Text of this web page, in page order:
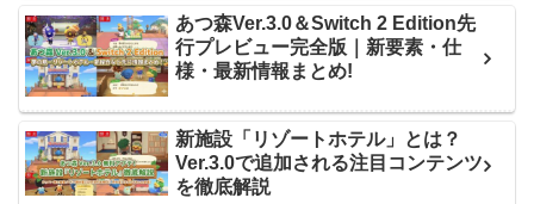
あつ森Ver.3.0＆Switch 2 Edition先
行プレビュー完全版｜新要素・仕
様・最新情報まとめ!
新施設「リゾートホテル」とは？
Ver.3.0で追加される注目コンテンツ
を徹底解説